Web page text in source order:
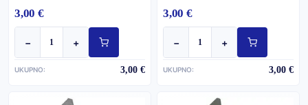
3,00 €
− +
UKUPNO: 3,00 €
3,00 €
− +
UKUPNO: 3,00 €